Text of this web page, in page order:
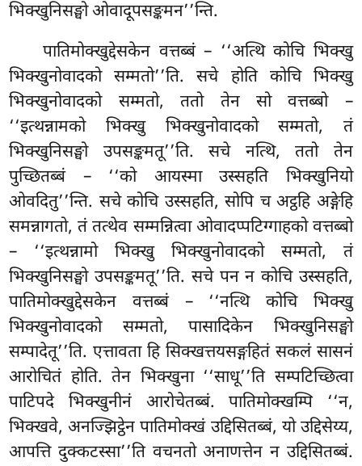
भिक्खुनिसङ्घो ओवादूपसङ्कमन’’न्ति.
पातिमोक्खुद्देसकेन वत्तब्बं – ‘‘अत्थि कोचि भिक्खु
भिक्खुनोवादको सम्मतो’’ति. सचे होति कोचि भिक्खु
भिक्खुनोवादको सम्मतो, ततो तेन सो वत्तब्बो –
‘‘इत्थन्नामको भिक्खु भिक्खुनोवादको सम्मतो, तं
भिक्खुनिसङ्घो उपसङ्कमतू’’ति. सचे नत्थि, ततो तेन
पुच्छितब्बं – ‘‘को आयस्मा उस्सहति भिक्खुनियो
ओवदितु’’न्ति. सचे कोचि उस्सहति, सोपि च अट्ठहि अङ्गेहि
समन्नागतो, तं तत्थेव सम्मन्नित्वा ओवादप्पटिग्गाहको वत्तब्बो
– ‘‘इत्थन्नामो भिक्खु भिक्खुनोवादको सम्मतो, तं
भिक्खुनिसङ्घो उपसङ्कमतू’’ति. सचे पन न कोचि उस्सहति,
पातिमोक्खुद्देसकेन वत्तब्बं – ‘‘नत्थि कोचि भिक्खु
भिक्खुनोवादको सम्मतो, पासादिकेन भिक्खुनिसङ्घो
सम्पादेतू’’ति. एत्तावता हि सिक्खत्तयसङ्गहितं सकलं सासनं
आरोचितं होति. तेन भिक्खुना ‘‘साधू’’ति सम्पटिच्छित्वा
पाटिपदे भिक्खुनीनं आरोचेतब्बं. पातिमोक्खम्पि ‘‘न,
भिक्खवे, अनज्झिट्ठेन पातिमोक्खं उद्दिसितब्बं, यो उद्दिसेय्य,
आपत्ति दुक्कटस्सा’’ति वचनतो अनाणत्तेन न उद्दिसितब्बं.